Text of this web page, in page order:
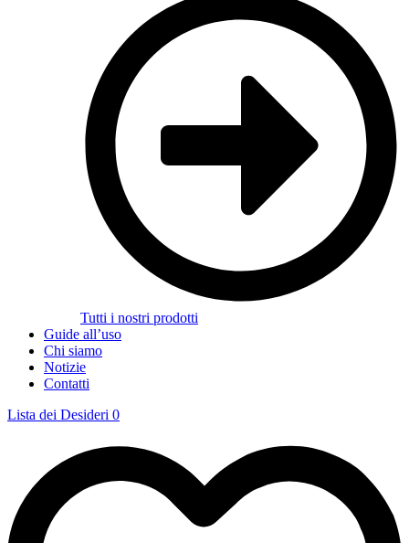
Tutti i nostri prodotti
Guide all’uso
Chi siamo
Notizie
Contatti
Lista dei Desideri 0